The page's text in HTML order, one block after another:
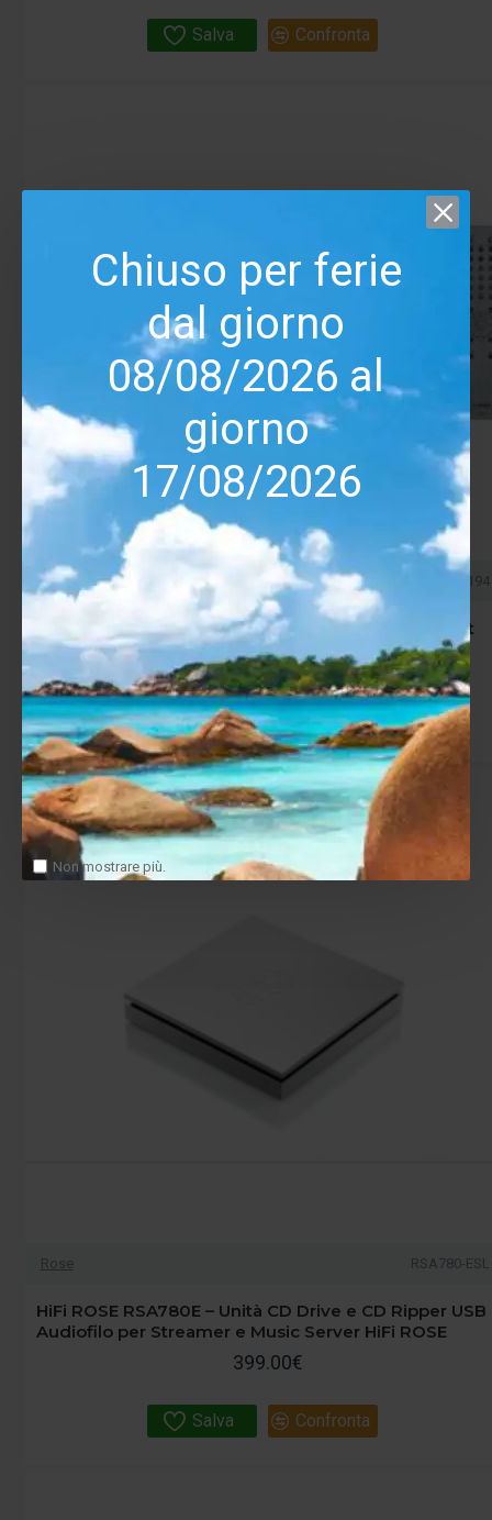
Chiuso per ferie
dal giorno
08/08/2026 al
giorno
17/08/2026
Non mostrare più.
Salva Confronta
Yamaha 4957812671125 /4957812671194
Yamaha CD-S303 – Lettore CD Hi-Fi con Pure Direct
379.00€
Salva Confronta
Rose RSA780-ESL
HiFi ROSE RSA780E – Unità CD Drive e CD Ripper USB
Audiofilo per Streamer e Music Server HiFi ROSE
399.00€
Salva Confronta